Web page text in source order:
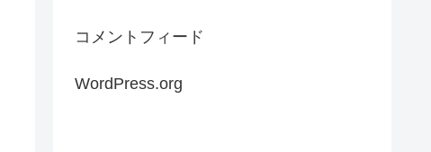
コメントフィード
WordPress.org